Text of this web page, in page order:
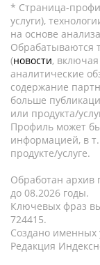
* Страница-
услуги),
на основе
Обрабатываются
(новости,
аналитические
содержание
больше
или продукта/
Профиль может
информацией, в
продукте/услуге.
Обработан архив
до 08.2026 годы.
Ключевых фраз
724415.
Создано именных
Редакция